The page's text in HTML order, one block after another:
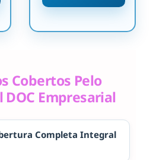
Cobertos Pelo
Empresarial
Completa Integral